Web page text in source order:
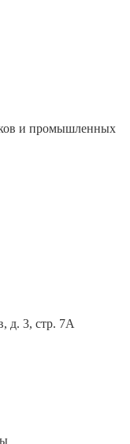
и промышленных
д. 3, стр. 7А